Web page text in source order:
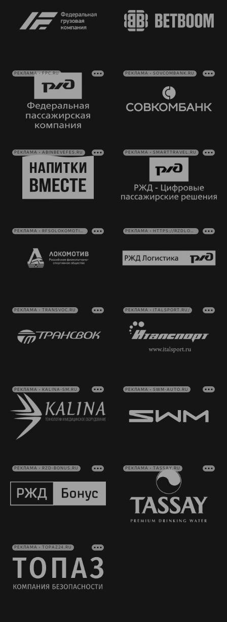
РЕКЛАМА • FPC.RU РЕКЛАМА • SOVCOMBANK.RU
РЕКЛАМА • ABINBEVEFES.RU РЕКЛАМА • SMARTTRAVEL.RU
РЕКЛАМА • RFSOLOKOMOTIV.RU РЕКЛАМА • HTTPS://RZDLOG.RU/
РЕКЛАМА • TRANSVOC.RU РЕКЛАМА • ITALSPORT.RU/
РЕКЛАМА • KALINA-SM.RU РЕКЛАМА • SWM-AUTO.RU
РЕКЛАМА • RZD-BONUS.RU РЕКЛАМА • TASSAY.RU
РЕКЛАМА • TOPAZ24.RU